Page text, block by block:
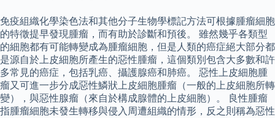
免疫組織化學染色法和其他分子生物學標記方法可根據腫瘤細胞
的特徵提早發現腫瘤，而有助於診斷和預後。 雖然幾乎各類型
的細胞都有可能轉變成為腫瘤細胞，但是人類的癌症絕大部分都
是源自於上皮細胞所產生的惡性腫瘤，這個類別包含大多數和許
多常見的癌症，包括乳癌、攝護腺癌和肺癌。 惡性上皮細胞腫
瘤又可進一步分成惡性鱗狀上皮細胞腫瘤（一般的上皮細胞所轉
變），與惡性腺瘤（來自於構成腺體的上皮細胞）。 良性腫瘤
指腫瘤細胞未發生轉移與侵入周遭組織的情形，反之則稱為惡性